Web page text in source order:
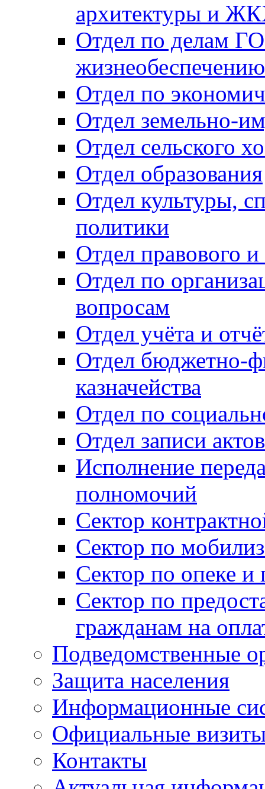
архитектуры и
Отдел по делам
Отдел по
Отдел земельно-
Отдел сельского
Отдел образования
Отдел культуры,
политики
Отдел правового
Отдел по
вопросам
Отдел учёта и
Отдел бюджетно-
казначейства
Отдел по
Отдел записи
Исполнение
полномочий
Сектор
Сектор по
Сектор по опеке и
Сектор по
гражданам на
Подведомственные
Защита населения
Информационные
Официальные
Контакты